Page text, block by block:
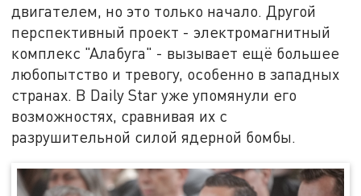
двигателем, но это только начало. Другой
перспективный проект - электромагнитный
комплекс "Алабуга" - вызывает ещё большее
любопытство и тревогу, особенно в западных
странах. В Daily Star уже упомянули его
возможностях, сравнивая их с
разрушительной силой ядерной бомбы.